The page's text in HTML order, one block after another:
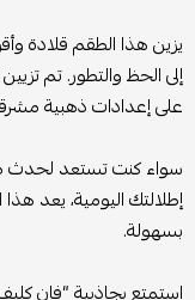
يزين هذا الطقم قلادة
إلى الحظ والتطور. تم
على إعدادات ذهبية
سواء كنت تستعد لحدث
إطلالتك اليومية، يعد
بسهولة.
استمتع بجاذبية “فان